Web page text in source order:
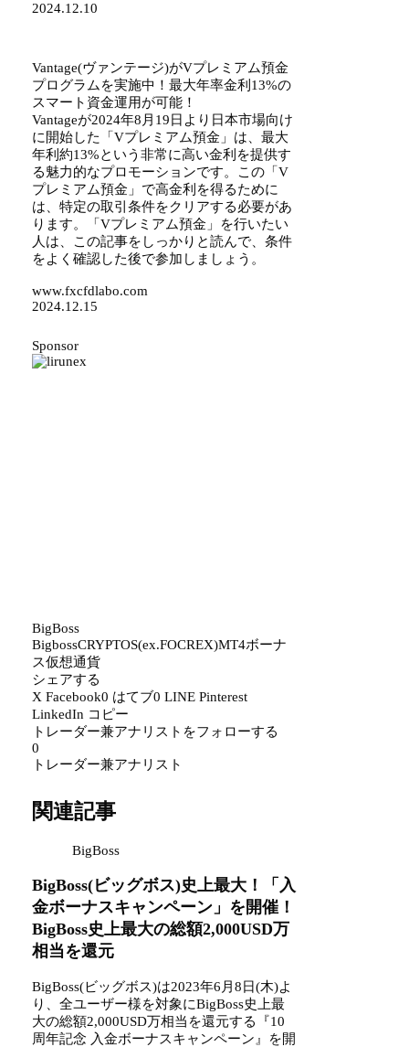
2024.12.10
Vantage(ヴァンテージ)がVプレミアム預金
プログラムを実施中！最大年率金利13%の
スマート資金運用が可能！
Vantageが2024年8月19日より日本市場向け
に開始した「Vプレミアム預金」は、最大
年利約13%という非常に高い金利を提供す
る魅力的なプロモーションです。この「V
プレミアム預金」で高金利を得るために
は、特定の取引条件をクリアする必要があ
ります。「Vプレミアム預金」を行いたい
人は、この記事をしっかりと読んで、条件
をよく確認した後で参加しましょう。
www.fxcfdlabo.com
2024.12.15
Sponsor
BigBoss
BigbossCRYPTOS(ex.FOCREX)MT4ボーナ
ス仮想通貨
シェアする
X Facebook0 はてブ0 LINE Pinterest
LinkedIn コピー
トレーダー兼アナリストをフォローする
0
トレーダー兼アナリスト
関連記事
BigBoss
BigBoss(ビッグボス)史上最大！「入
金ボーナスキャンペーン」を開催！
BigBoss史上最大の総額2,000USD万
相当を還元
BigBoss(ビッグボス)は2023年6月8日(木)よ
り、全ユーザー様を対象にBigBoss史上最
大の総額2,000USD万相当を還元する『10
周年記念 入金ボーナスキャンペーン』を開